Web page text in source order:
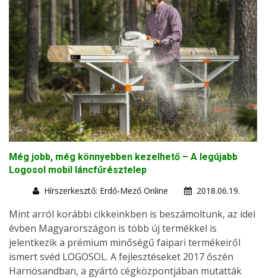
Még jobb, még könnyebben kezelhető – A legújabb
Logosol mobil láncfűrésztelep
Hírszerkesztő: Erdő-Mező Online
2018.06.19.
Mint arról korábbi cikkeinkben is beszámoltunk, az idei
évben Magyarországon is több új termékkel is
jelentkezik a prémium minőségű faipari termékeiről
ismert svéd LOGOSOL. A fejlesztéseket 2017 őszén
Harnösandban, a gyártó cégközpontjában mutatták